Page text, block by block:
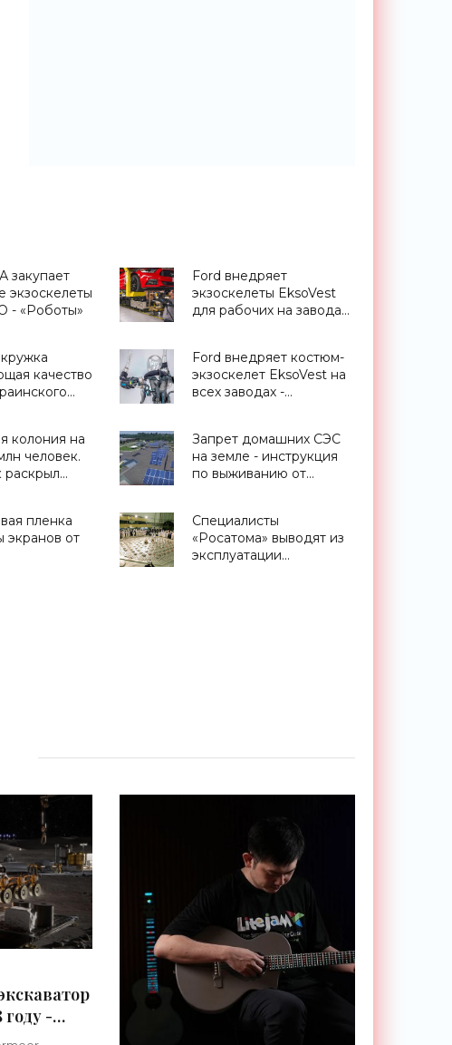
экзоскелеты
- «Роботы»
Ford внедряет
экзоскелеты EksoVest
для рабочих на заводах
качество
Ford внедряет костюм-
экзоскелет EksoVest на
всех заводах -
колония на
человек.
Запрет домашних СЭС
на земле - инструкция
по выживанию от
пленка
экранов от
Специалисты
«Росатома» выводят из
эксплуатации
году -